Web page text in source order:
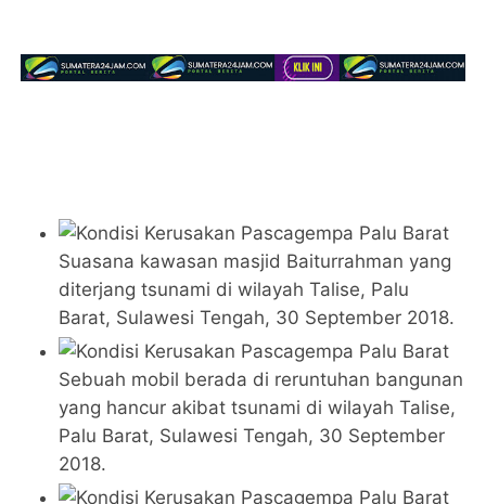
Suasana kawasan masjid Baiturrahman yang
diterjang tsunami di wilayah Talise, Palu
Barat, Sulawesi Tengah, 30 September 2018.
Sebuah mobil berada di reruntuhan bangunan
yang hancur akibat tsunami di wilayah Talise,
Palu Barat, Sulawesi Tengah, 30 September
2018.